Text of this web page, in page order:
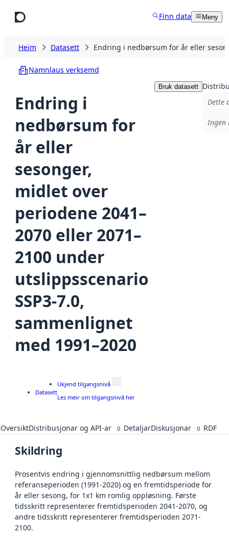
Finn data Meny
Heim Datasett Endring i nedbørsum for år eller
Namnlaus verksemd
Endring i
nedbørsum for
år eller
sesonger,
midlet over
periodene 2041–
2070 eller 2071–
2100 under
utslippsscenario
SSP3-7.0,
sammenlignet
med 1991–2020
Bruk datasett
Dette
Ingen
Datasett
Ukjend tilgangsnivå
Les meir om tilgangsnivå her
OversiktDistribusjonar og API-ar 0 DetaljarDiskusjonar 0 RDF
Skildring
Prosentvis endring i gjennomsnittlig nedbørsum mellom
referanseperioden (1991-2020) og en fremtidsperiode for
år eller sesong, for 1x1 km romlig oppløsning. Første
tidsskritt representerer fremtidsperioden 2041-2070, og
andre tidsskritt representerer fremtidsperioden 2071-
2100.